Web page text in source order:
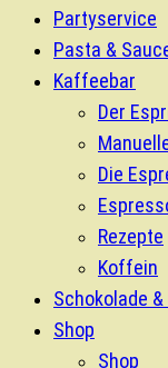
Partyservice
Pasta &
Kaffeebar
Der
Die
Rezepte
Koffein
Schokolade
Shop
Shop